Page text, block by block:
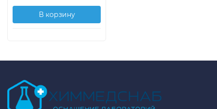
В корзину